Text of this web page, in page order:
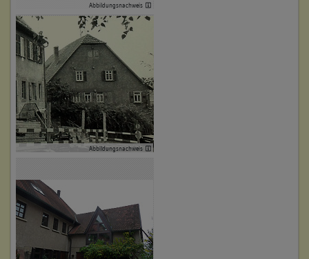
besitzt nach Michael Eisenkrämer
Beschreibung:
Haus, Hofraum Scheuer, Keller, Garten
Beruf / Amt / Titel:
keiner
Betroffene Gebäudeteile:
Erdgeschoss
Obergeschoss(e)
Dachgeschoss(e)
6. Besitzer:in:
Abbildungsnachweis
Abbildungsnachweis